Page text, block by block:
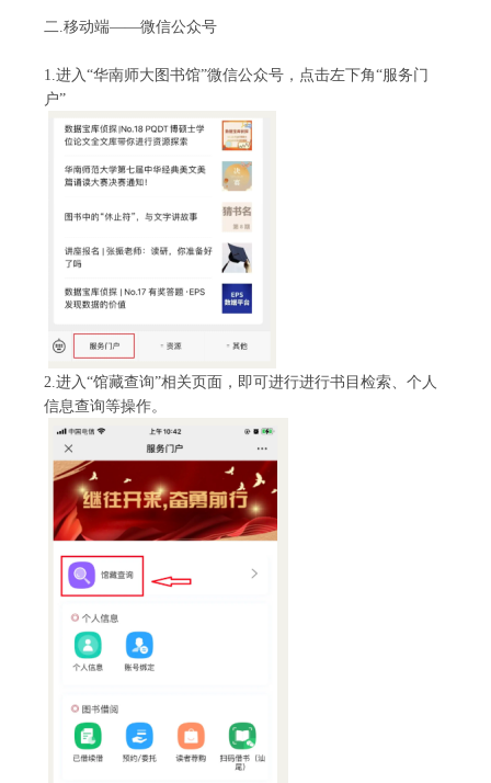
二.移动端——微信公众号
1.进入“华南师大图书馆”微信公众号，点击左下角“服务门
户”
2.进入“馆藏查询”相关页面，即可进行进行书目检索、个人
信息查询等操作。